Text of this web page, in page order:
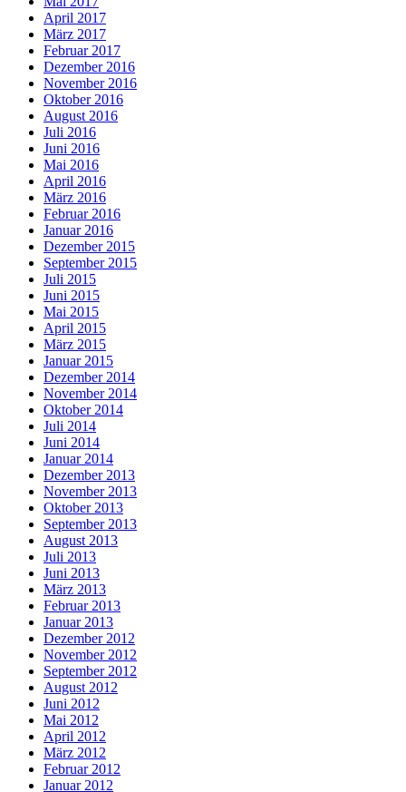
April 2017
März 2017
Februar 2017
Dezember 2016
November 2016
Oktober 2016
August 2016
Juli 2016
Juni 2016
Mai 2016
April 2016
März 2016
Februar 2016
Januar 2016
Dezember 2015
September 2015
Juli 2015
Juni 2015
Mai 2015
April 2015
März 2015
Januar 2015
Dezember 2014
November 2014
Oktober 2014
Juli 2014
Juni 2014
Januar 2014
Dezember 2013
November 2013
Oktober 2013
September 2013
August 2013
Juli 2013
Juni 2013
März 2013
Februar 2013
Januar 2013
Dezember 2012
November 2012
September 2012
August 2012
Juni 2012
Mai 2012
April 2012
März 2012
Februar 2012
Januar 2012